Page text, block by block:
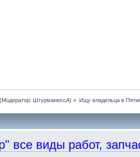
(Модератор: ШтурманессА) » Ищу владельца в
виды работ,